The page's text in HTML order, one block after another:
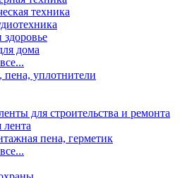
техника
здоровье
дома
пена, уплотнители
для строительства и ремонта
пена, герметик